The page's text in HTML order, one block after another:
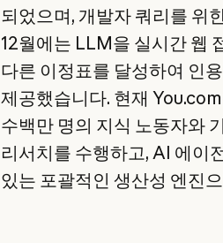
되었으며, 개발자 쿼리를 위
12월에는 LLM을 실시간 웹
다른 이정표를 달성하여 인
제공했습니다. 현재
수백만 명의 지식 노동자와
리서치를 수행하고, AI 에이
있는 포괄적인 생산성 엔진